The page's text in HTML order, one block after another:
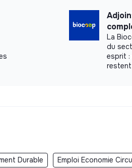
La
du
esprit :
Durable Emploi Economie